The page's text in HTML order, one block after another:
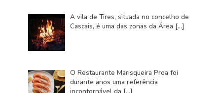
A vila de Tires, situada no concelho de
Cascais, é uma das zonas da Área […]
O Restaurante Marisqueira Proa foi
durante anos uma referência